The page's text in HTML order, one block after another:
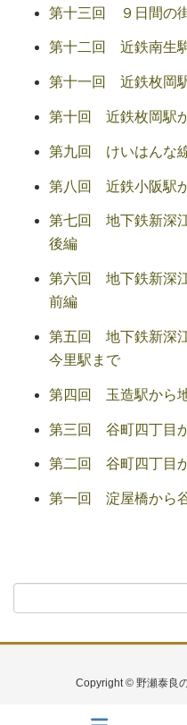
第十三回 ９日間の
第十二回 近鉄南生
第十一回 近鉄枚岡
第十回 近鉄枚岡駅
第九回 けいはんな
第八回 近鉄小阪駅
第七回 地下鉄新深
後編
第六回 地下鉄新深
前編
第五回 地下鉄新深
今里駅まで
第四回 玉造駅から
第三回 谷町四丁目
第二回 谷町四丁目
第一回 淀屋橋から
Copyright © 野瀬泰良